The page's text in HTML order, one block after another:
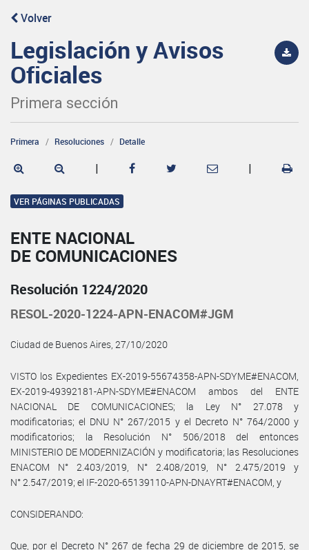
Volver
Legislación y Avisos
Oficiales
Primera sección
Primera Resoluciones Detalle
| |
VER PÁGINAS PUBLICADAS
ENTE NACIONAL
DE COMUNICACIONES
Resolución 1224/2020
RESOL-2020-1224-APN-ENACOM#JGM
Ciudad de Buenos Aires, 27/10/2020
VISTO los Expedientes EX-2019-55674358-APN-SDYME#ENACOM,
EX-2019-49392181-APN-SDYME#ENACOM ambos del ENTE
NACIONAL DE COMUNICACIONES; la Ley N° 27.078 y
modificatorias; el DNU N° 267/2015 y el Decreto N° 764/2000 y
modificatorios; la Resolución N° 506/2018 del entonces
MINISTERIO DE MODERNIZACIÓN y modificatoria; las Resoluciones
ENACOM N° 2.403/2019, N° 2.408/2019, N° 2.475/2019 y
N° 2.547/2019; el IF-2020-65139110-APN-DNAYRT#ENACOM, y
CONSIDERANDO:
Que, por el Decreto N° 267 de fecha 29 de diciembre de 2015, se